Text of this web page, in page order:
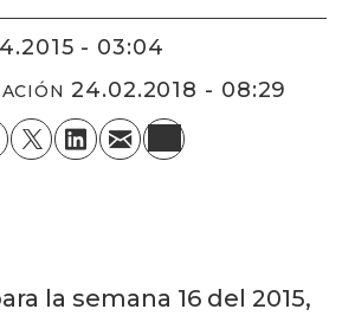
- 03:04
24.02.2018 - 08:29
la semana 16 del 2015,